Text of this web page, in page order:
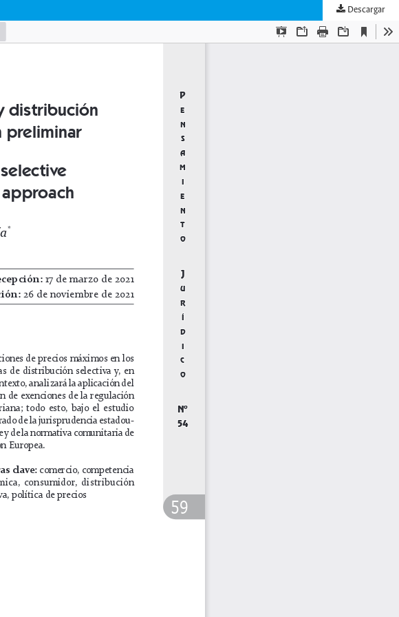
Descargar